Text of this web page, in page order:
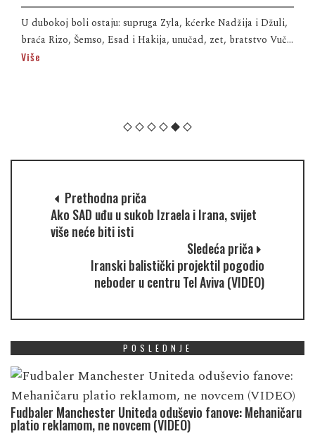
U dubokoj boli ostaju: supruga Zyla, kćerke Nadžija i Džuli,
braća Rizo, Šemso, Esad i Hakija, unučad, zet, bratstvo Vuč...
Više
Prethodna priča
Ako SAD uđu u sukob Izraela i Irana, svijet
više neće biti isti
Sledeća priča
Iranski balistički projektil pogodio
neboder u centru Tel Aviva (VIDEO)
POSLEDNJE
Fudbaler Manchester Uniteda oduševio fanove: Mehaničaru
platio reklamom, ne novcem (VIDEO)